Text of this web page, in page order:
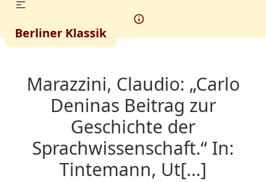
Berliner Klassik
Marazzini, Claudio: „Carlo
Deninas Beitrag zur
Geschichte der
Sprachwissenschaft.“ In:
Tintemann, Ut[...]